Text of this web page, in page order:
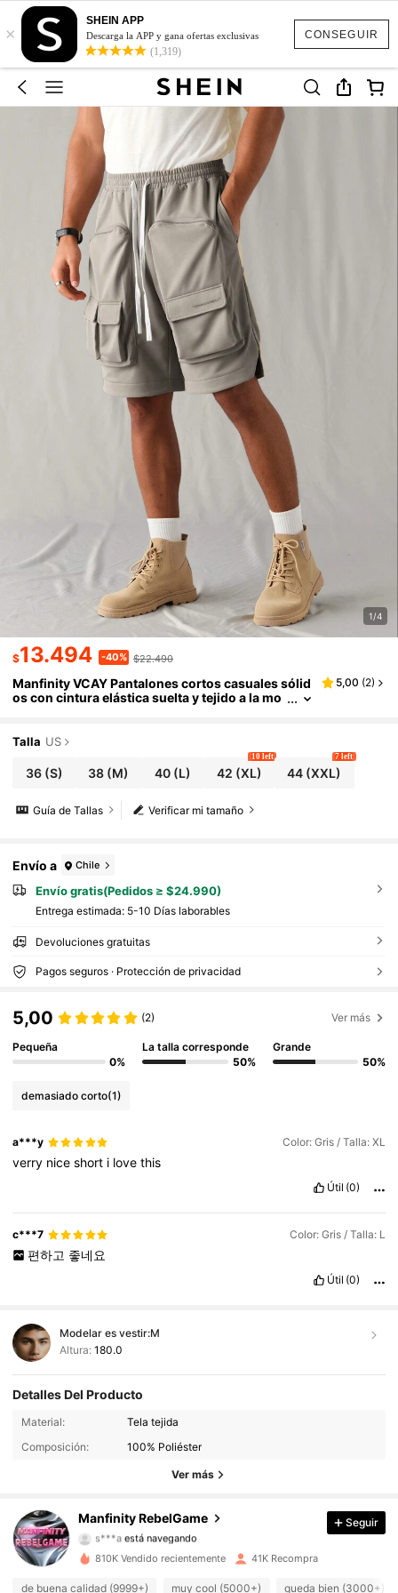
CONSEGUIR
×
SHEIN APP
Descarga la APP y gana ofertas exclusivas
(1,319)
1/4
$13.494 -40% $22.490
Manfinity VCAY Pantalones cortos casuales sólid
os con cintura elástica suelta y tejido a la mo
5,00 (2)
Talla US
36(S) 38 (M) 40(L) 42 (XL)
10 left
44 (XXL)
7 left
Verificar mi tamaño
Guía de Tallas
Envío a Chile
Envío gratis(Pedidos ≥ $24.990)
Entrega estimada: 5-10 Días laborables
Devoluciones gratuitas
Pagos seguros · Protección de privacidad
5,00 (2) Ver más
Pequeña
0%
La talla corresponde
50%
Grande
50%
demasiado corto(1)
a***y Color: Gris / Talla: XL
verry niceshort i lovethis
Útil (0)
c***7 Color: Gris / Talla: L
편하고 좋네요
Útil (0)
Modelar es vestir:M
Altura: 180.0
Detalles Del Producto
Material:
Tela tejida
Composición:
100% Poliéster
Ver más
Manfinity RebelGame
49K Seguidores
está navegando
4,82
49K Seguidores
4,82 49K Seguidores
Seguir
810K Vendido recientemente 41K Recompra
de buena calidad (9999+) muy cool (5000+) queda bien (3000+)